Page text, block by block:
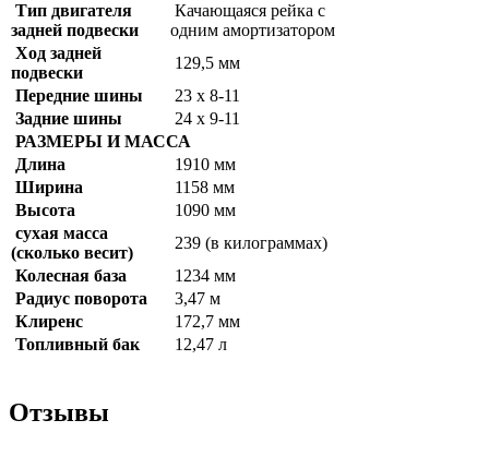
Тип двигателя
задней подвески
Качающаяся рейка с
одним амортизатором
Ход задней
подвески
129,5 мм
Передние шины
23 х 8-11
Задние шины
24 х 9-11
РАЗМЕРЫ И МАССА
Длина
1910 мм
Ширина
1158 мм
Высота
1090 мм
сухая масса
(сколько весит)
239 (в килограммах)
Колесная база
1234 мм
Радиус поворота
3,47 м
Клиренс
172,7 мм
Топливный бак
12,47 л
Отзывы